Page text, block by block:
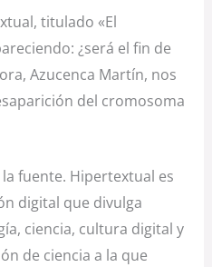
titulado «El
¿será el fin de
Azucenca Martín, nos
del cromosoma
fuente. Hipertextual es
digital que divulga
ciencia, cultura digital y
de ciencia a la que